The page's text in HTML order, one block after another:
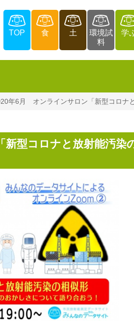
TOP 食 土
環境試
料
学
年6月 オンラインサロン「新型コロナ
型コロナと放射能汚染